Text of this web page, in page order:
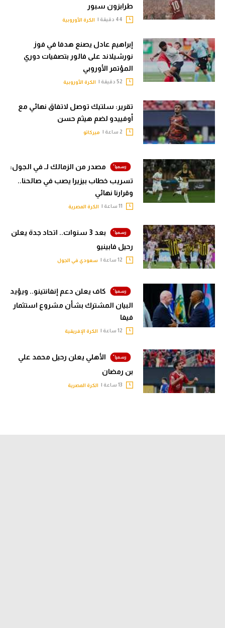
طرابزون سبور
الكرة الأوروبية
إبراهيم عادل يصنع هدفا في فوز
نورشيلاند على فالور بتصفيات دوري
المؤتمر الأوروبي
الكرة الأوروبية
تقرير: سلتيك توصل لاتفاق نهائي مع
أوفييدو لضم هيثم حسن
ميركاتو
مصدر من الزمالك لـ في الجول:
تسريب خطاب بيزيرا يصب في صالحنا..
وقرارنا نهائي
الكرة المصرية
بعد 3 سنوات.. اتحاد جدة يعلن
رحيل فابينيو
سعودي في الجول
كاف يعلن دعم إنفانتينو.. ويؤيد
البيان المشترك بشأن مشروع استثمار
فيفا
الكرة الإفريقية
الأهلي يعلن رحيل محمد علي
بن رمضان
الكرة المصرية